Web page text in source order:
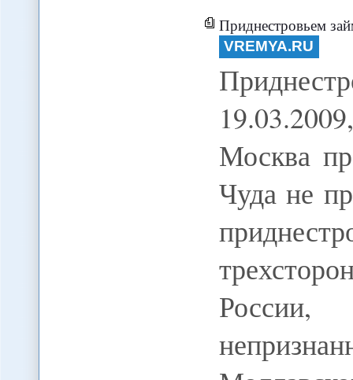
Приднестровьем
VREMYA.RU
Москва
Чуда не